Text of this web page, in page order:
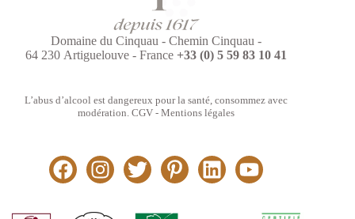
Domaine du Cinquau - Chemin Cinquau -
64 230 Artiguelouve - France+33 (0) 5 59 83 10 41
L’abus d’alcool est dangereux pour la santé, consommez avec
modération.CGV -Mentions légales